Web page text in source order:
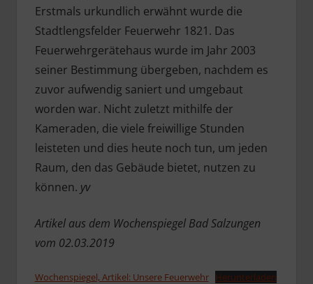
Erstmals urkundlich erwähnt wurde die
Stadtlengsfelder Feuerwehr 1821. Das
Feuerwehrgerätehaus wurde im Jahr 2003
seiner Bestimmung übergeben, nachdem es
zuvor aufwendig saniert und umgebaut
worden war. Nicht zuletzt mithilfe der
Kameraden, die viele freiwillige Stunden
leisteten und dies heute noch tun, um jeden
Raum, den das Gebäude bietet, nutzen zu
können. yv
Artikel aus dem Wochenspiegel Bad Salzungen
vom 02.03.2019
Wochenspiegel, Artikel: Unsere Feuerwehr Herunterladen